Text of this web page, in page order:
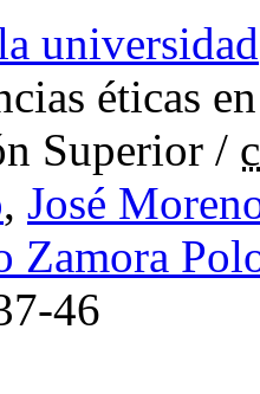
universidad
éticas
Superior /
, José
Zamora
46